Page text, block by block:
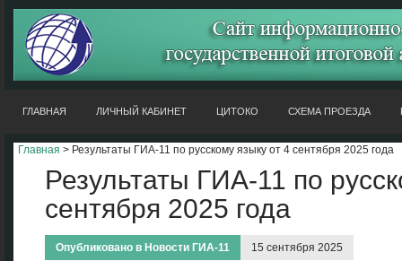
ГЛАВНАЯ ЛИЧНЫЙ КАБИНЕТ ЦИТОКО СХЕМА ПРОЕЗДА
Главная > Результаты ГИА-11 по русскому языку от 4 сентября 2025 года
Результаты ГИА-11 по
сентября 2025 года
Опубликовано в Новости ГИА-11 15 сентября 2025